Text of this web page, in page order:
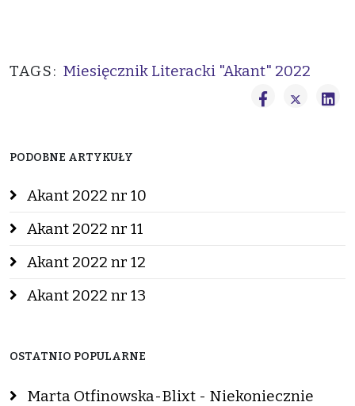
TAGS: Miesięcznik Literacki "Akant" 2022
PODOBNE ARTYKUŁY
Akant 2022 nr 10
Akant 2022 nr 11
Akant 2022 nr 12
Akant 2022 nr 13
OSTATNIO POPULARNE
Marta Otfinowska-Blixt - Niekoniecznie